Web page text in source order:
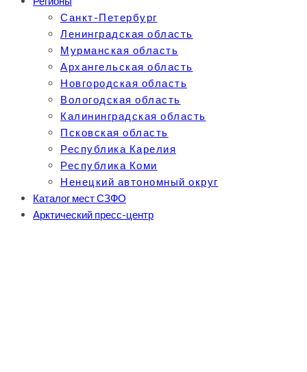
Санкт-Петербург
Ленинградская область
Мурманская область
Архангельская область
Новгородская область
Вологодская область
Калининградская область
Псковская область
Республика Карелия
Республика Коми
Ненецкий автономный округ
Каталог мест СЗФО
Арктический пресс-центр